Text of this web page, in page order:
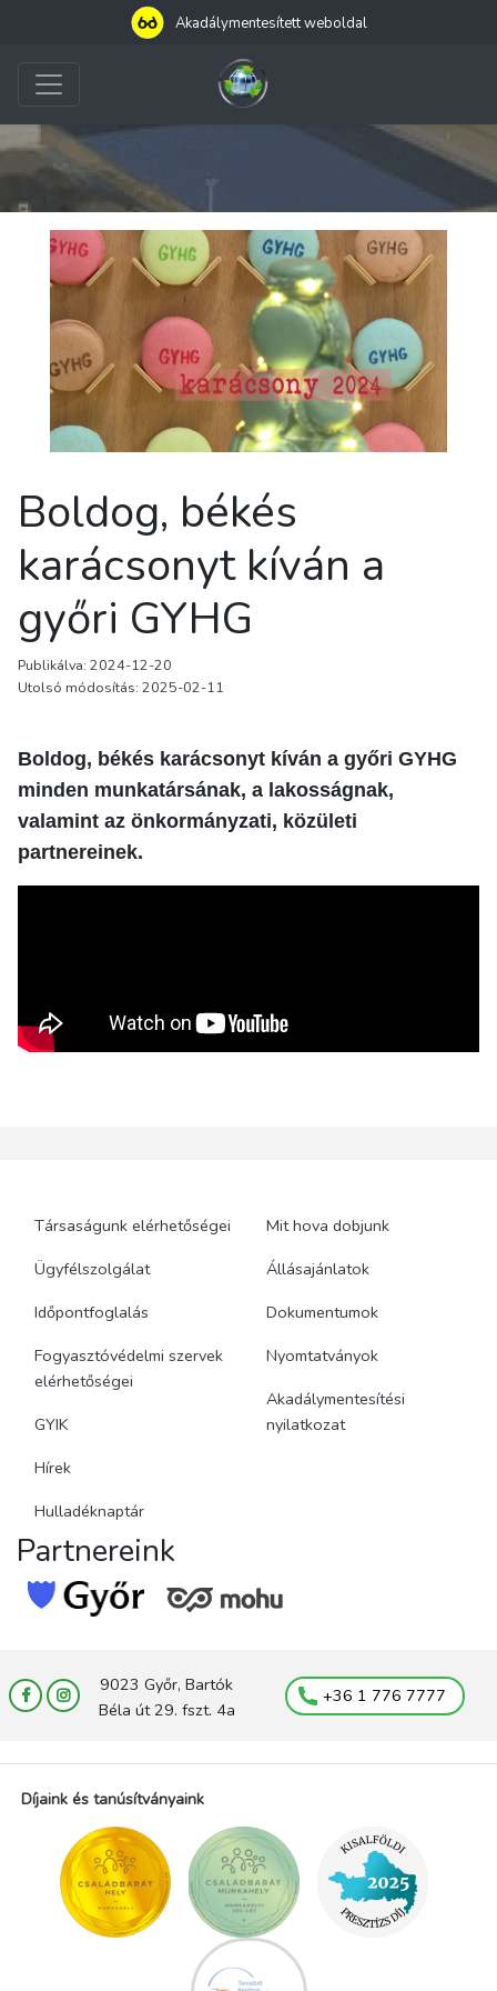
Akadálymentesített weboldal
Boldog, békés
karácsonyt kíván a
győri GYHG
Publikálva: 2024-12-20
Utolsó módosítás: 2025-02-11
Boldog, békés karácsonyt kíván a győri GYHG
minden munkatársának, a lakosságnak,
valamint az önkormányzati, közületi
partnereinek.
Társaságunk elérhetőségei
Ügyfélszolgálat
Időpontfoglalás
Fogyasztóvédelmi szervek
elérhetőségei
GYIK
Hírek
Hulladéknaptár
Mit hova dobjunk
Állásajánlatok
Dokumentumok
Nyomtatványok
Akadálymentesítési
nyilatkozat
Partnereink
9023 Győr, Bartók
Béla út 29. fszt. 4a
+36 1 776 7777
Díjaink és tanúsítványaink